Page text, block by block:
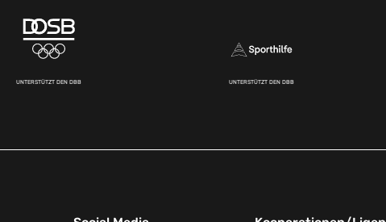
UNTERSTÜTZT DEN DBB UNTERSTÜTZT DEN DBB